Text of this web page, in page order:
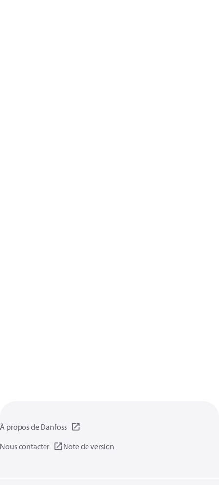
À propos de Danfoss
Nous contacter
Note de version